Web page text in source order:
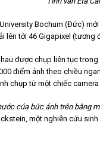
Bochum (Đức)
lên tới 46 Gigapixel (tương
được chụp liên tục
điểm ảnh theo chiều
chụp từ một chiếc
của bức ảnh trên bằng
một nghiên cứu